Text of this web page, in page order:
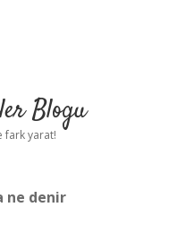
Blogu
fark yarat!
ne denir